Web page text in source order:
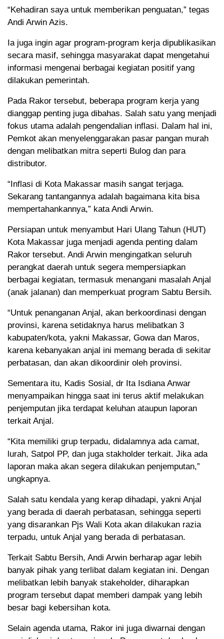
“Kehadiran saya untuk memberikan penguatan,” tegas
Andi Arwin Azis.
Ia juga ingin agar program-program kerja dipublikasikan
secara masif, sehingga masyarakat dapat mengetahui
informasi mengenai berbagai kegiatan positif yang
dilakukan pemerintah.
Pada Rakor tersebut, beberapa program kerja yang
dianggap penting juga dibahas. Salah satu yang menjadi
fokus utama adalah pengendalian inflasi. Dalam hal ini,
Pemkot akan menyelenggarakan pasar pangan murah
dengan melibatkan mitra seperti Bulog dan para
distributor.
“Inflasi di Kota Makassar masih sangat terjaga.
Sekarang tantangannya adalah bagaimana kita bisa
mempertahankannya,” kata Andi Arwin.
Persiapan untuk menyambut Hari Ulang Tahun (HUT)
Kota Makassar juga menjadi agenda penting dalam
Rakor tersebut. Andi Arwin mengingatkan seluruh
perangkat daerah untuk segera mempersiapkan
berbagai kegiatan, termasuk menangani masalah Anjal
(anak jalanan) dan memperkuat program Sabtu Bersih.
“Untuk penanganan Anjal, akan berkoordinasi dengan
provinsi, karena setidaknya harus melibatkan 3
kabupaten/kota, yakni Makassar, Gowa dan Maros,
karena kebanyakan anjal ini memang berada di sekitar
perbatasan, dan akan dikoordinir oleh provinsi.
Sementara itu, Kadis Sosial, dr Ita Isdiana Anwar
menyampaikan hingga saat ini terus aktif melakukan
penjemputan jika terdapat keluhan ataupun laporan
terkait Anjal.
“Kita memiliki grup terpadu, didalamnya ada camat,
lurah, Satpol PP, dan juga stakholder terkait. Jika ada
laporan maka akan segera dilakukan penjemputan,”
ungkapnya.
Salah satu kendala yang kerap dihadapi, yakni Anjal
yang berada di daerah perbatasan, sehingga seperti
yang disarankan Pjs Wali Kota akan dilakukan razia
terpadu, untuk Anjal yang berada di perbatasan.
Terkait Sabtu Bersih, Andi Arwin berharap agar lebih
banyak pihak yang terlibat dalam kegiatan ini. Dengan
melibatkan lebih banyak stakeholder, diharapkan
program tersebut dapat memberi dampak yang lebih
besar bagi kebersihan kota.
Selain agenda utama, Rakor ini juga diwarnai dengan